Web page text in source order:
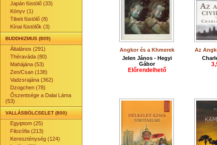
Japán füstölő (33)
Könyv (1)
Tibeti füstölő (8)
Kínai füstölők (3)
BUDDHIZMUS (809)
Általános (291)
Théraváda (80)
Mahájána (53)
Zen/Csan (138)
Vadzsrajána (362)
Dzogchen (78)
Őszentsége a Dalai Láma
(53)
VALLÁSBÖLCSELET (800)
Egyiptom (25)
Filozófia (213)
Kereszténység (124)
Angkor és a Khmerek
Jelen János - Hegyi
Gábor
Előrendelhető
Az